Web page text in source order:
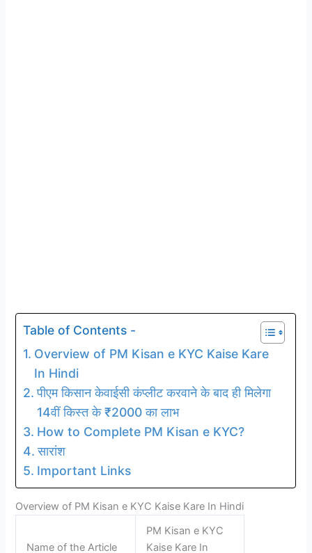
Table of Contents -
Overview of PM Kisan e KYC Kaise Kare
In Hindi
पीएम किसान केवाईसी कंप्लीट करवाने के बाद ही मिलेगा
14वीं किस्त के ₹2000 का लाभ
How to Complete PM Kisan e KYC?
सारांश
Important Links
Overview of PM Kisan e KYC Kaise Kare In Hindi
Name of the Article
PM Kisan e KYC
Kaise Kare In